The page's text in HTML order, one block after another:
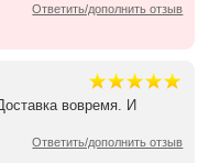
Ответить/дополнить отзыв
вовремя. И
Ответить/дополнить отзыв